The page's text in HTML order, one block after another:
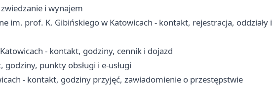
i wynajem
im. prof. K. Gibińskiego w Katowicach - kontakt, rejestracja, oddziały i
- kontakt, godziny, cennik i dojazd
punkty obsługi i e-usługi
- kontakt, godziny przyjęć, zawiadomienie o przestępstwie